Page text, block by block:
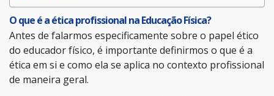
O que é a ética profissional na Educação Física?
Antes de falarmos especificamente sobre o papel ético
do educador físico, é importante definirmos o que é a
ética em si e como ela se aplica no contexto profissional
de maneira geral.